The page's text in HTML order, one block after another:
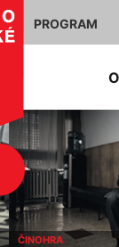
PROGRAM
ČINOHRA